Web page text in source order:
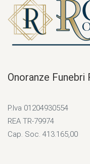
Onoranze Funebri
P.Iva 01204930554
REA TR-79974
Cap. Soc. 413.165,00